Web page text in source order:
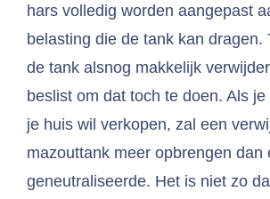
hars volledig worden aangepast
belasting die de tank kan dragen.
de tank alsnog makkelijk
beslist om dat toch te doen. Als
je huis wil verkopen, zal een
mazouttank meer opbrengen dan
geneutraliseerde. Het is niet zo